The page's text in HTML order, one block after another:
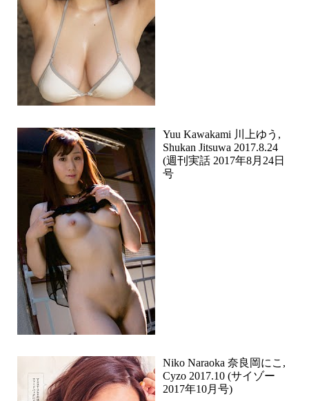
Yuu Kawakami 川上ゆう,
Shukan Jitsuwa 2017.8.24
(週刊実話 2017年8月24日
号
Niko Naraoka 奈良岡にこ,
Cyzo 2017.10 (サイゾー
2017年10月号)